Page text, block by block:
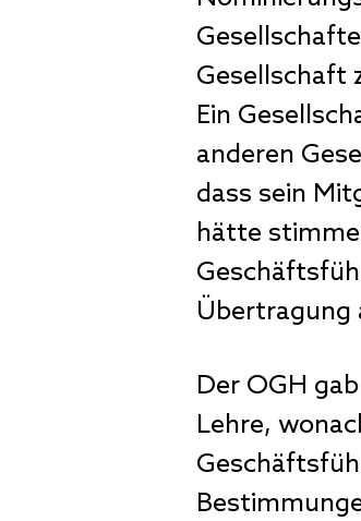
Gesellschaft
Ein
anderen
dass sein
hätte
Übertragung
Der OGH
Lehre,